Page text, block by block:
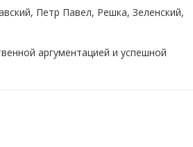
Петр Павел, Решка, Зеленский,
аргументацией и успешной